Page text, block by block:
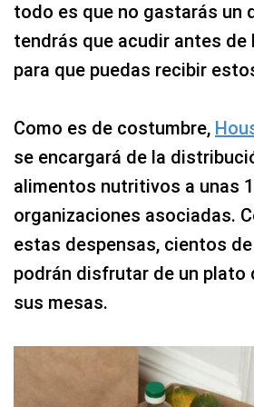
todo es que no gastarás un
tendrás que acudir antes de
para que puedas recibir
Como es de costumbre,
se encargará de la
alimentos nutritivos a unas
organizaciones asociadas.
estas despensas, cientos
podrán disfrutar de un plato
sus mesas.